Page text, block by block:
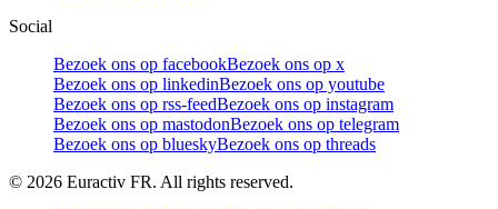
Social
Bezoek ons op facebookBezoek ons op x
Bezoek ons op linkedinBezoek ons op youtube
Bezoek ons op rss-feedBezoek ons op instagram
Bezoek ons op mastodonBezoek ons op telegram
Bezoek ons op blueskyBezoek ons op threads
© 2026 Euractiv FR. All rights reserved.